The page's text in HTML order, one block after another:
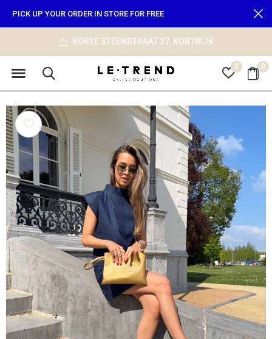
0 0
KORTE STEENSTRAAT 27, KORTRIJK
PICK UP YOUR ORDER IN STORE FOR FREE